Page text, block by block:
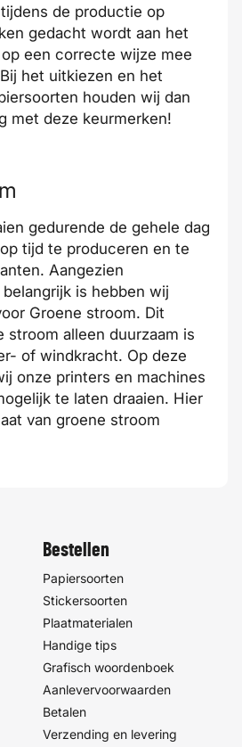
de productie op
gedacht wordt aan het
een correcte wijze mee
het uitkiezen en het
houden wij dan
met deze keurmerken!
gedurende de gehele dag
tijd te produceren en te
Aangezien
is hebben wij
Groene stroom. Dit
stroom alleen duurzaam is
of windkracht. Op deze
onze printers en machines
te laten draaien. Hier
van groene stroom
Bestellen
Papiersoorten
Stickersoorten
Plaatmaterialen
Handige tips
Grafisch woordenboek
Aanlevervoorwaarden
Betalen
Verzending en levering